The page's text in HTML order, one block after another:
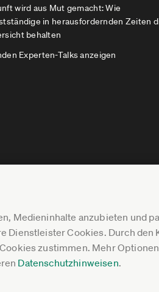
Medieninhalte anzubieten und
Dienstleister Cookies. Durch den
zustimmen. Mehr
Datenschutzhinweisen.
wird aus Mut gemacht: Wie
in herausfordernden Zeiten
behalten
Experten-Talks anzeigen